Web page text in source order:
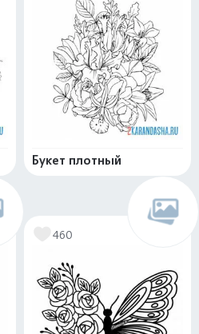
Букет плотный
460